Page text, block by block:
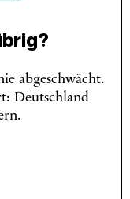
abgeschwächt.
Deutschland